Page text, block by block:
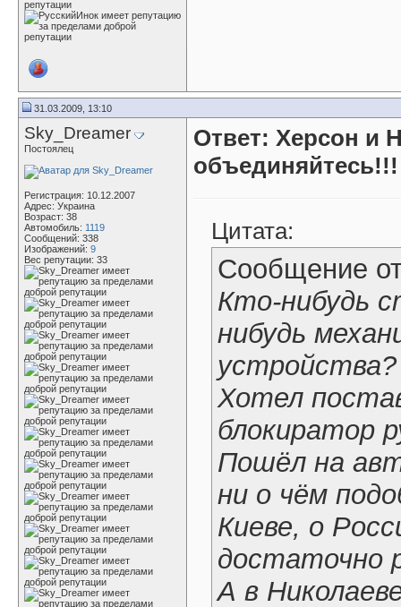
31.03.2009, 13:10
Sky_Dreamer
Постоялец
Регистрация: 10.12.2007
Адрес: Украина
Возраст: 38
Автомобиль: 1119
Сообщений: 338
Изображений: 9
Вес репутации: 33
Ответ: Херсон и
объединяйтесь!!!
Цитата:
Сообщение
Кто-нибудь
нибудь
устройства?
Хотел
блокиратор
Пошёл на
ни о чём
Киеве, о
достаточно
А в